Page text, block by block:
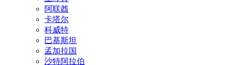
阿联酋
卡塔尔
科威特
巴基斯坦
孟加拉国
沙特阿拉伯